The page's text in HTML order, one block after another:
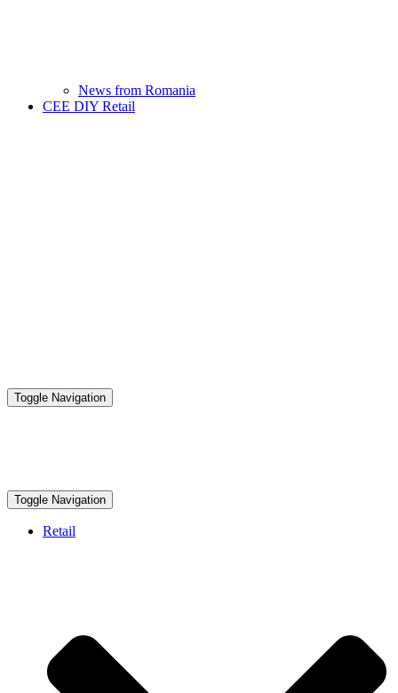
News from Romania
CEE DIY Retail
Toggle Navigation
Toggle Navigation
Retail